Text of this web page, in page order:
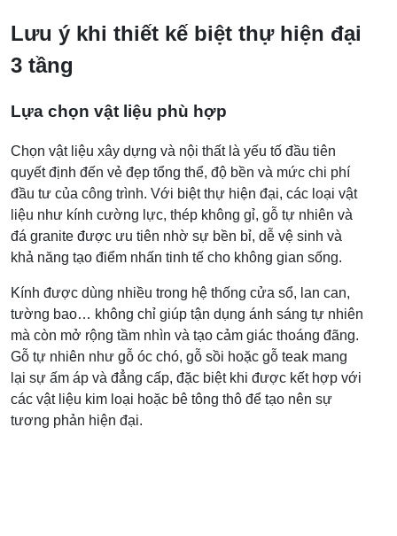
Lưu ý khi thiết kế biệt thự hiện đại
3 tầng
Lựa chọn vật liệu phù hợp
Chọn vật liệu xây dựng và nội thất là yếu tố đầu tiên
quyết định đến vẻ đẹp tổng thể, độ bền và mức chi phí
đầu tư của công trình. Với biệt thự hiện đại, các loại vật
liệu như kính cường lực, thép không gỉ, gỗ tự nhiên và
đá granite được ưu tiên nhờ sự bền bỉ, dễ vệ sinh và
khả năng tạo điểm nhấn tinh tế cho không gian sống.
Kính được dùng nhiều trong hệ thống cửa sổ, lan can,
tường bao… không chỉ giúp tận dụng ánh sáng tự nhiên
mà còn mở rộng tầm nhìn và tạo cảm giác thoáng đãng.
Gỗ tự nhiên như gỗ óc chó, gỗ sồi hoặc gỗ teak mang
lại sự ấm áp và đẳng cấp, đặc biệt khi được kết hợp với
các vật liệu kim loại hoặc bê tông thô để tạo nên sự
tương phản hiện đại.